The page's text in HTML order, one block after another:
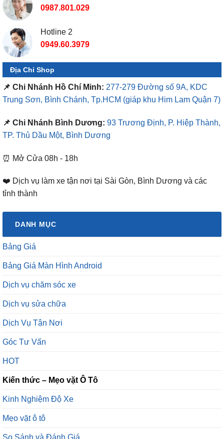
0987.801.029
Hotline 2
0949.60.3979
Địa Chỉ Shop
📌 Chi Nhánh Hồ Chí Minh: 277-279 Đường số 9A, KDC
Trung Sơn, Bình Chánh, Tp.HCM (giáp khu Him Lam Quận 7)
📌 Chi Nhánh Bình Dương: 93 Trương Định, P. Hiệp Thành,
TP. Thủ Dầu Một, Bình Dương
⏰ Mở Cửa 08h - 18h
❤️ Dịch vụ làm xe tận nơi tại Sài Gòn, Bình Dương và các
tỉnh thành
DANH MỤC
Bảng Giá
Bảng Giá Màn Hình Android
Dịch vụ chăm sóc xe
Dịch vụ sửa chữa
Dịch Vụ Tận Nơi
Góc Tư Vấn
HOT
Kiến thức – Mẹo vặt Ô Tô
Kinh Nghiệm Độ Xe
Mẹo vặt ô tô